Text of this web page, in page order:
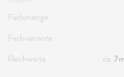
Farbmenge
Farbvariante
Reichweite
ca.